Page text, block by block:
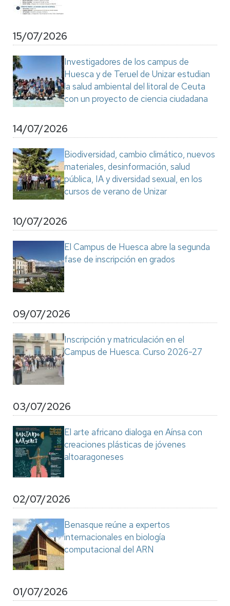
15/07/2026
Investigadores de los campus de
Huesca y de Teruel de Unizar estudian
la salud ambiental del litoral de Ceuta
con un proyecto de ciencia ciudadana
14/07/2026
Biodiversidad, cambio climático, nuevos
materiales, desinformación, salud
pública, IA y diversidad sexual, en los
cursos de verano de Unizar
10/07/2026
El Campus de Huesca abre la segunda
fase de inscripción en grados
09/07/2026
Inscripción y matriculación en el
Campus de Huesca. Curso 2026-27
03/07/2026
El arte africano dialoga en Aínsa con
creaciones plásticas de jóvenes
altoaragoneses
02/07/2026
Benasque reúne a expertos
internacionales en biología
computacional del ARN
01/07/2026